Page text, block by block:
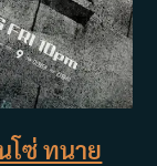
โซ่ ทนาย